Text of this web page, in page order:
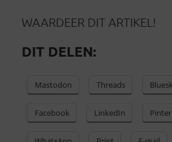
WAARDEER DIT ARTIKEL!
DIT DELEN:
Mastodon Threads
Facebook LinkedIn